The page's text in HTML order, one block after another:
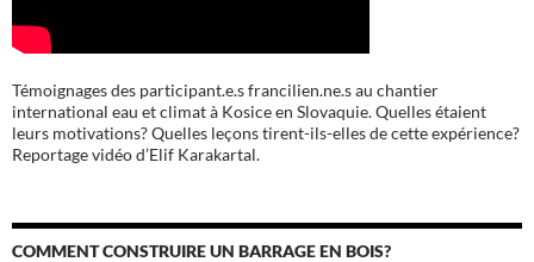
Témoignages des participant.e.s francilien.ne.s au chantier
international eau et climat à Kosice en Slovaquie. Quelles étaient
leurs motivations? Quelles leçons tirent-ils-elles de cette expérience?
Reportage vidéo d’Elif Karakartal.
COMMENT CONSTRUIRE UN BARRAGE EN BOIS?